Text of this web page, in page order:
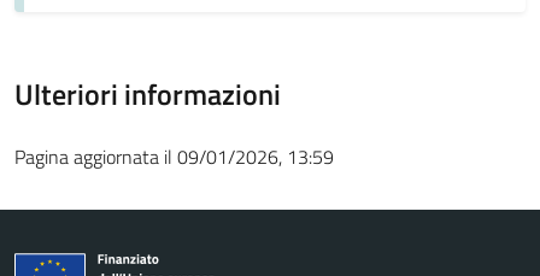
Ulteriori informazioni
Pagina aggiornata il 09/01/2026, 13:59